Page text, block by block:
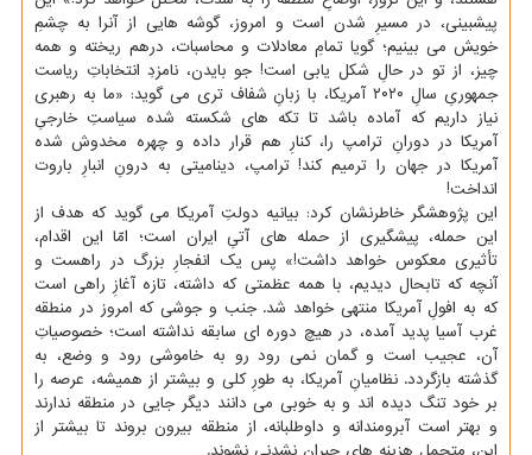
پیشبینی، در مسیرِ شدن است و امروز، گوشه هایی از آنرا به چشمِ
خویش می بینیم؛ گویا تمامِ معادلات و محاسبات، درهم ریخته و همه
چیز، از تو در حالِ شكل یابی است! جو بایدن، نامزدِ انتخاباتِ ریاست
جمهوریِ سالِ ۲۰۲۰ آمریكا، با زبانِ شفاف تری می گوید: «ما به رهبری
نیاز داریم كه آماده باشد تا تكه های شكسته شده سیاستِ خارجیِ
آمریكا در دورانِ ترامپ را، كنارِ هم قرار داده و چهره مخدوش شده
آمریكا در جهان را ترمیم كند! ترامپ، دینامیتی به درونِ انبارِ باروت
انداخت!
این پژوهشگر خاطرنشان كرد: بیانیه دولتِ آمریكا می گوید كه هدف از
این حمله، پیشگیری از حمله های آتیِ ایران است؛ امّا این اقدام،
تأثیری معكوس خواهد داشت!» پس یك انفجارِ بزرگ در راهست و
آنچه كه تابحال دیدیم، با همه عظمتی كه داشته، تازه آغازِ راهی است
كه به افولِ آمریكا منتهی خواهد شد. جنب و جوشی كه امروز در منطقه
غرب آسیا پدید آمده، در هیچ دوره ای سابقه نداشته است؛ خصوصیاتِ
آن، عجیب است و گمان نمی رود رو به خاموشی رود و وضع، به
گذشته بازگردد. نظامیانِ آمریكا، به طورِ كلی و بیشتر از همیشه، عرصه را
بر خود تنگ دیده اند و به خوبی می دانند دیگر جایی در منطقه ندارند
و بهتر است آبرومندانه و داوطلبانه، از منطقه بیرون بروند تا بیشتر از